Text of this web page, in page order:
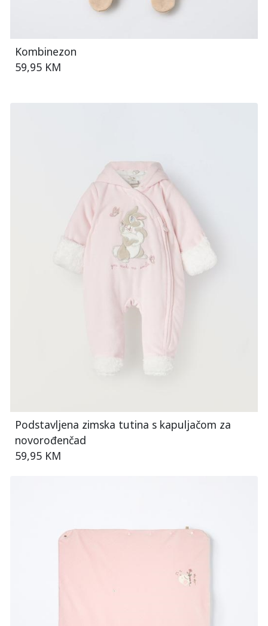
Kombinezon
59,95 KM
Podstavljena zimska tutina s kapuljačom za
novorođenčad
59,95 KM